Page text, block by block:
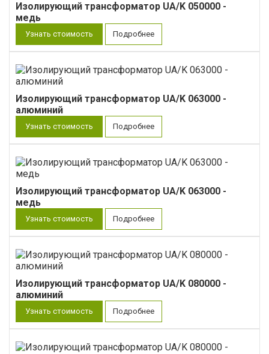
Изолирующий трансформатор UA/K 050000 -
медь
Узнать стоимость Подробнее
Изолирующий трансформатор UA/K 063000 -
алюминий
Узнать стоимость Подробнее
Изолирующий трансформатор UA/K 063000 -
медь
Узнать стоимость Подробнее
Изолирующий трансформатор UA/K 080000 -
алюминий
Узнать стоимость Подробнее